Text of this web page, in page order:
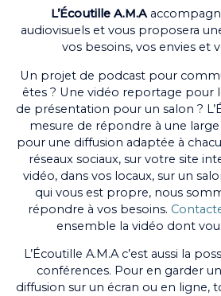
L’Écoutille A.M.A
audiovisuels et vous proposera
vos besoins, vos envies et
Un projet de podcast pour
êtes ? Une vidéo reportage pour
de présentation pour un salon ?
mesure de répondre à une
pour une diffusion adaptée à
réseaux sociaux, sur votre site
vidéo, dans vos locaux, sur un
qui vous est propre, nous
répondre à vos besoins.
ensemble la vidéo dont
L’Écoutille A.M.A c’est aussi la
conférences. Pour en garder
diffusion sur un écran ou en ligne,